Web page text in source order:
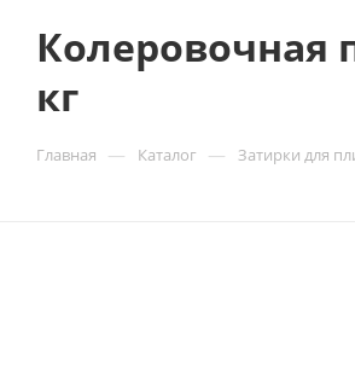
Колеровочная
кг
Главная — Каталог — Затирки для